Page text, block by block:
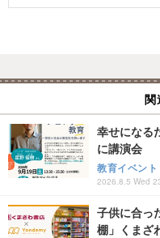
関
幸せになる
に講演会
教育イベント
2026.8.5 Wed
子供に合っ
棚」くまざ